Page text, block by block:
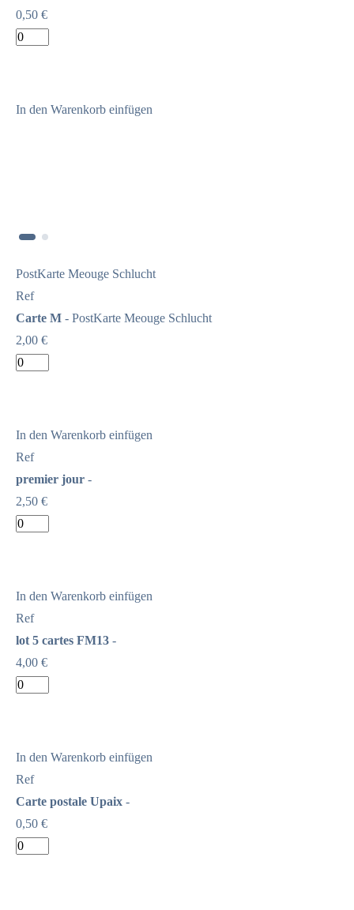
0,50 €
In den Warenkorb einfügen
PostKarte Meouge Schlucht
Ref
Carte M - PostKarte Meouge Schlucht
2,00 €
In den Warenkorb einfügen
Ref
premier jour -
2,50 €
In den Warenkorb einfügen
Ref
lot 5 cartes FM13 -
4,00 €
In den Warenkorb einfügen
Ref
Carte postale Upaix -
0,50 €